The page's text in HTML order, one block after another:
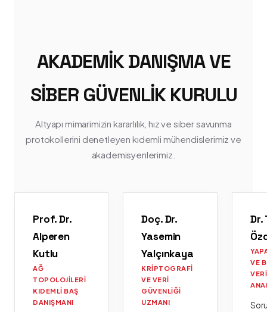
AKADEMIK DANIŞMA VE
SIBER GÜVENLIK KURULU
Altyapı mimarimizin kararlılık, hız ve siber savunma
protokollerini denetleyen kıdemli mühendislerimiz ve
akademisyenlerimiz.
Prof. Dr.
Alperen
Kutlu
AĞ
TOPOLOJILERI
KIDEMLI BAŞ
DANIŞMANI
Doç. Dr.
Yasemin
Yalçınkaya
KRIPTOGRAFI
VE VERI
GÜVENLIĞI
UZMANI
Dr.
VE
VERI